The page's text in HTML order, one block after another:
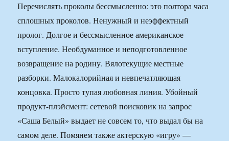
Перечислять проколы бессмысленно: это полтора часа
сплошных проколов. Ненужный и неэффектный
пролог. Долгое и бессмысленное американское
вступление. Необдуманное и неподготовленное
возвращение на родину. Вялотекущие местные
разборки. Малокалорийная и невпечатляющая
концовка. Просто тупая любовная линия. Убойный
продукт-плэйсмент: сетевой поисковик на запрос
«Саша Белый» выдает не совсем то, что выдал бы на
самом деле. Помянем также актерскую «игру» —